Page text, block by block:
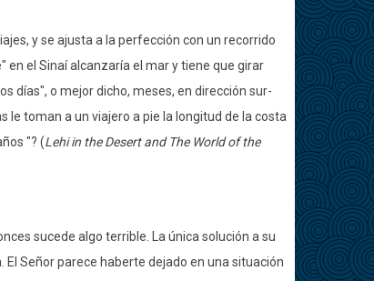
y se ajusta a la perfección con un recorrido
el Sinaí alcanzaría el mar y tiene que girar
días", o mejor dicho, meses, en dirección sur-
le toman a un viajero a pie la longitud de la costa
"? (Lehi in the Desert and The World of the
sucede algo terrible. La única solución a su
Señor parece haberte dejado en una situación